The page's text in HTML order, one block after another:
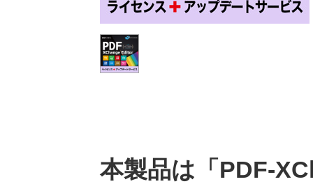
本製品は「PDF-